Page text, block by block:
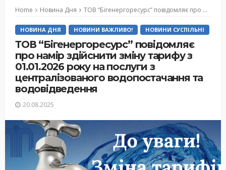
Home Новина Дня ТОВ “Бігенергоресурс” повідомляє про намір здійснити зміну тарифу з 01.01.2026 року на послуги з централізованого водопостачання та водовідведення
НОВИНА ДНЯ НОВИНИ ВАЖЛИВО! НОВИНИ СУСПІЛЬНІ
ТОВ “Бігенергоресурс” повідомляє
про намір здійснити зміну тарифу з
01.01.2026 року на послуги з
централізованого водопостачання та
водовідведення
20.08.2025